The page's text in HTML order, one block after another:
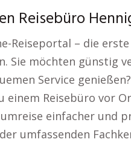
Reisebüro
Reiseportal – die
Sie möchten günstig
Service
einem Reisebüro vor
einfacher und
umfassenden